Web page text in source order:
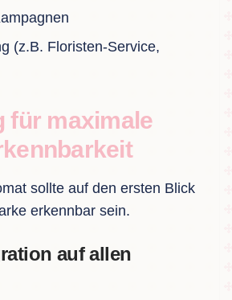
(z.B. Floristen-Service,
für maximale
sollte auf den ersten Blick
erkennbar sein.
auf allen